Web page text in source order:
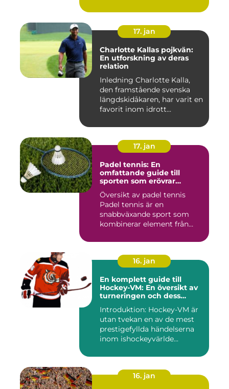
17. jan
Charlotte Kallas pojkvän:
En utforskning av deras
relation
Inledning Charlotte Kalla,
den framstående svenska
längdskidåkaren, har varit en
favorit inom idrott...
17. jan
Padel tennis: En
omfattande guide till
sporten som erövrar
världen
Översikt av padel tennis
Padel tennis är en
snabbväxande sport som
kombinerar element från
16. jan
En komplett guide till
Hockey-VM: En översikt av
turneringen och dess
Introduktion: Hockey-VM är
utan tvekan en av de mest
prestigefyllda händelserna
inom ishockeyvärlde...
16. jan